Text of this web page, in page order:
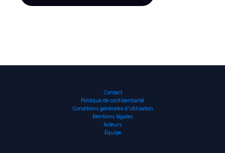
Contact
Politique de confidentialité
Conditions générales d’utilisation
Mentions légales
Acteurs
Équipe